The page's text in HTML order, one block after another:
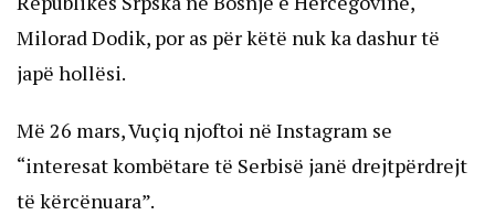
Milorad Dodik, por as për këtë nuk ka dashur të
japë hollësi.
Më 26 mars, Vuçiq njoftoi në Instagram se
“interesat kombëtare të Serbisë janë drejtpërdrejt
të kërcënuara”.